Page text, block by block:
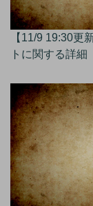
【11/9 19:30更
トに関する詳細